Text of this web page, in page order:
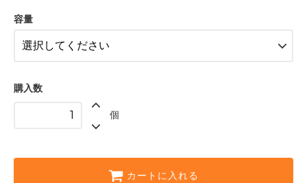
容量
購入数
個
カートに入れる